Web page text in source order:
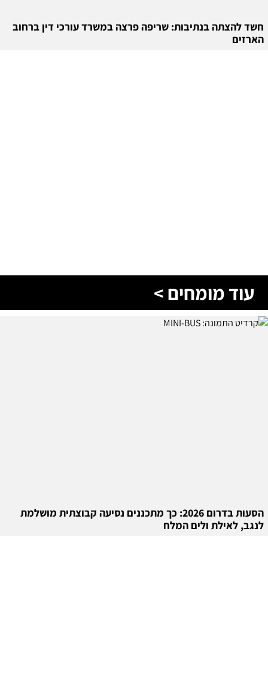
חשד להצתה בנתיבות: שריפה פרצה במשרד עורכי דין ברחוב
הארזים
עוד מומחים >
הסעות בדרום 2026: כך מתכננים נסיעה קבוצתית מושלמת
לנגב, לאילת ולים המלח